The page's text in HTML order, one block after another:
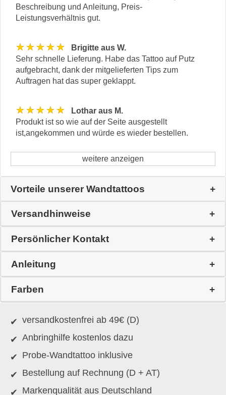
Beschreibung und Anleitung, Preis-
Leistungsverhältnis gut.
★★★★★
Brigitte aus W.
Sehr schnelle Lieferung. Habe das Tattoo auf Putz
aufgebracht, dank der mitgelieferten Tips zum
Auftragen hat das super geklappt.
★★★★★
Lothar aus M.
Produkt ist so wie auf der Seite ausgestellt
ist,angekommen und würde es wieder bestellen.
weitere anzeigen
Vorteile unserer Wandtattoos
Versandhinweise
Persönlicher Kontakt
Anleitung
Farben
versandkostenfrei ab 49€ (D)
Anbringhilfe kostenlos dazu
Probe-Wandtattoo inklusive
Bestellung auf Rechnung (D + AT)
Markenqualität aus Deutschland